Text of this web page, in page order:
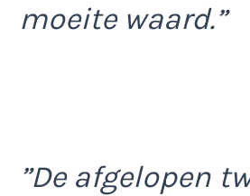
moeite waard.”
”De afgelopen